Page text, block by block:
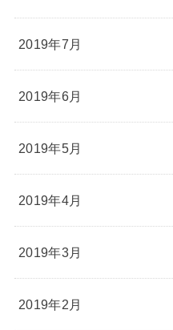
2019年7月
2019年6月
2019年5月
2019年4月
2019年3月
2019年2月